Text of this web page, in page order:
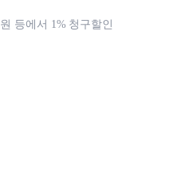
등에서 1% 청구할인